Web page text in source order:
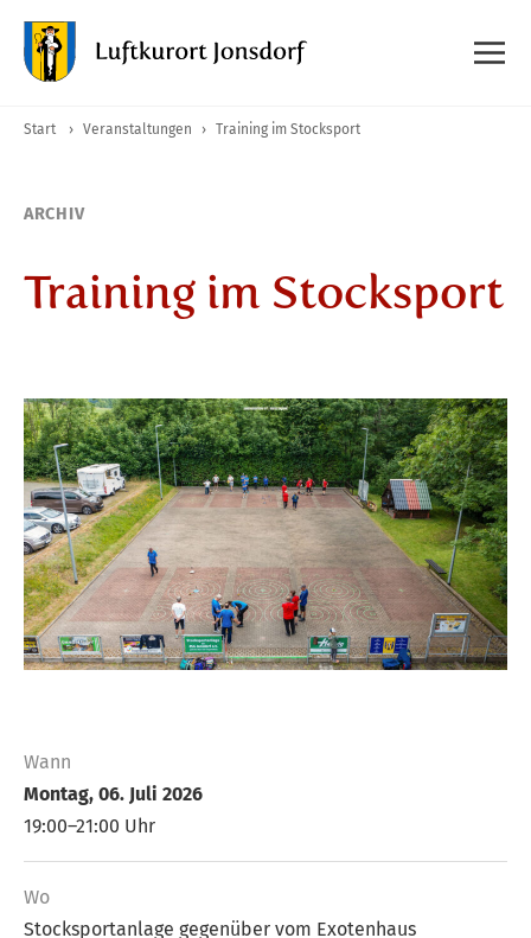
Start › Veranstaltungen › Training im Stocksport
ARCHIV
Training im Stocksport
Wann
Montag, 06. Juli 2026
19:00–21:00 Uhr
Wo
Stocksportanlage gegenüber vom Exotenhaus